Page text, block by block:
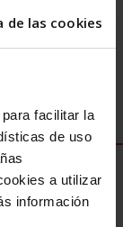
de las cookies
facilitar la
de uso
a utilizar
información